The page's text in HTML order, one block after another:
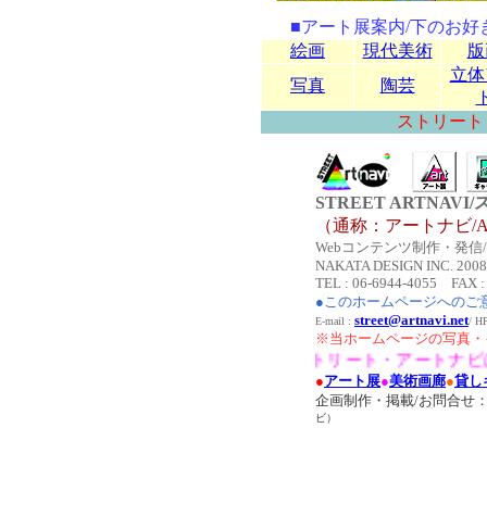
■アート展案内/下のお好
絵画
現代美術
写真
陶芸
立
ストリー
STREET ARTNAVI/
（通称：アートナビ/
Webコンテンツ制作・発
NAKATA DESIGN INC.
TEL : 06-6944-4055 FAX :
●このホームページへのご
E-mail : street@artnavi.net/
※当ホームページの写真
●ストリート・アートナビは関
●アート展●美術画廊●貸し
企画制作・掲載/お問合せ
ビ）